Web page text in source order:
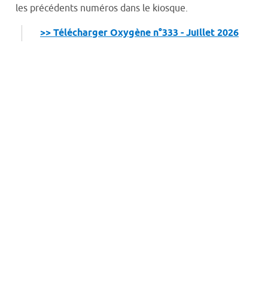
les précédents numéros dans le kiosque.
>> Télécharger Oxygène n°333 - Juillet 2026